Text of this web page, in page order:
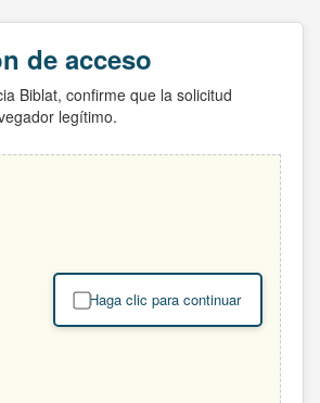
de acceso
Biblat, confirme que la solicitud
legítimo.
Haga clic para continuar